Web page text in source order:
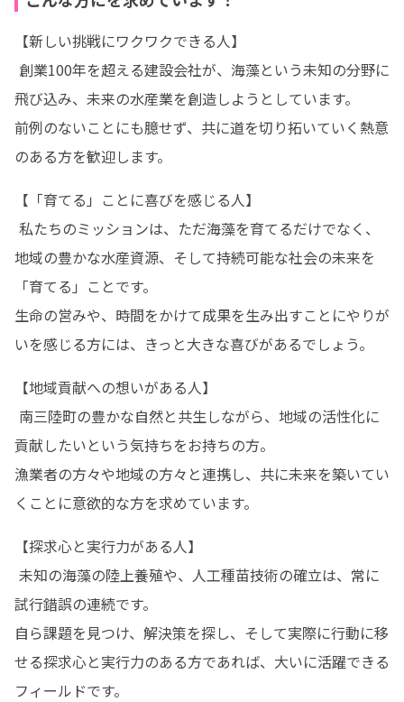
【新しい挑戦にワクワクできる人】
飛び込み、未来の水産業を創造しようとしています。
前例のないことにも臆せず、共に道を切り拓いていく熱意
のある方を歓迎します。
【「育てる」ことに喜びを感じる人】
地域の豊かな水産資源、そして持続可能な社会の未来を
「育てる」ことです。
生命の営みや、時間をかけて成果を生み出すことにやりが
いを感じる方には、きっと大きな喜びがあるでしょう。
【地域貢献への想いがある人】
貢献したいという気持ちをお持ちの方。
漁業者の方々や地域の方々と連携し、共に未来を築いてい
くことに意欲的な方を求めています。
【探求心と実行力がある人】
試行錯誤の連続です。
自ら課題を見つけ、解決策を探し、そして実際に行動に移
せる探求心と実行力のある方であれば、大いに活躍できる
フィールドです。